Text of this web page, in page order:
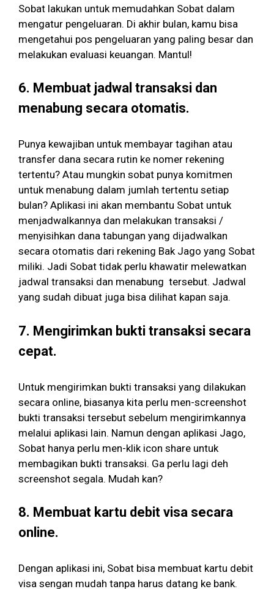
Sobat lakukan untuk memudahkan Sobat dalam
mengatur pengeluaran. Di akhir bulan, kamu bisa
mengetahui pos pengeluaran yang paling besar dan
melakukan evaluasi keuangan. Mantul!
6. Membuat jadwal transaksi dan
menabung secara otomatis.
Punya kewajiban untuk membayar tagihan atau
transfer dana secara rutin ke nomer rekening
tertentu? Atau mungkin sobat punya komitmen
untuk menabung dalam jumlah tertentu setiap
bulan? Aplikasi ini akan membantu Sobat untuk
menjadwalkannya dan melakukan transaksi /
menyisihkan dana tabungan yang dijadwalkan
secara otomatis dari rekening Bak Jago yang Sobat
miliki. Jadi Sobat tidak perlu khawatir melewatkan
jadwal transaksi dan menabung tersebut. Jadwal
yang sudah dibuat juga bisa dilihat kapan saja.
7. Mengirimkan bukti transaksi secara
cepat.
Untuk mengirimkan bukti transaksi yang dilakukan
secara online, biasanya kita perlu men-screenshot
bukti transaksi tersebut sebelum mengirimkannya
melalui aplikasi lain. Namun dengan aplikasi Jago,
Sobat hanya perlu men-klik icon share untuk
membagikan bukti transaksi. Ga perlu lagi deh
screenshot segala. Mudah kan?
8. Membuat kartu debit visa secara
online.
Dengan aplikasi ini, Sobat bisa membuat kartu debit
visa sengan mudah tanpa harus datang ke bank.